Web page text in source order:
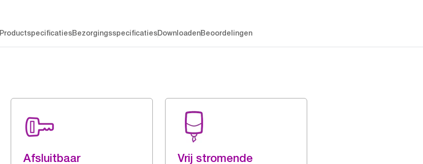
ProductspecificatiesBezorgingsspecificatiesDownloadenBeoordelingen
Afsluitbaar
Vrij stromende